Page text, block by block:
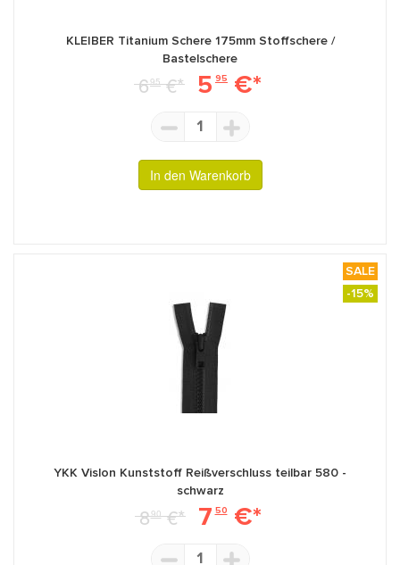
KLEIBER Titanium Schere 175mm Stoffschere /
Bastelschere
695€* 5 95 €*
1
In den Warenkorb
SALE
-15%
YKK Vislon Kunststoff Reißverschluss teilbar 580 -
schwarz
890€* 7 50€*
1